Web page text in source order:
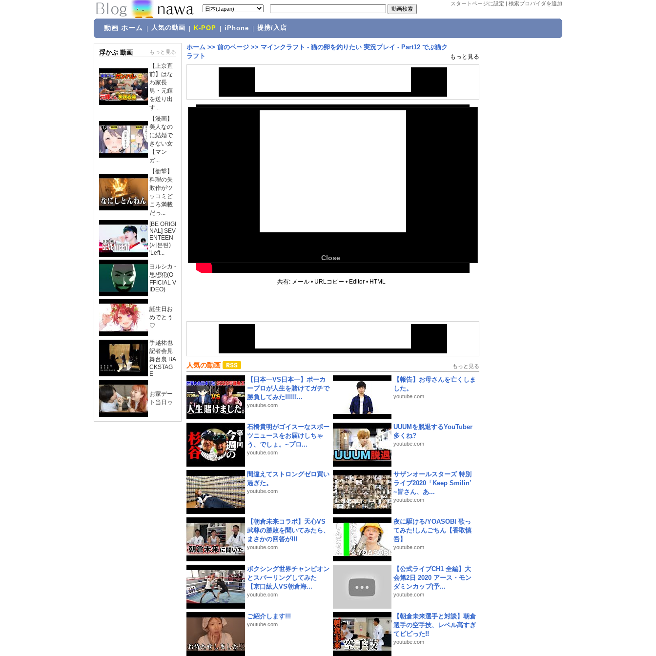
スタートページに設定 | 検索プロバイダを追加
動画 ホーム 人気の動画 K-POP iPhone 提携/入店
浮かぶ 動画 もっと見る
【上京直
前】はな
わ家長
男・元輝
を送り出
す...
【漫画】
美人なの
に結婚で
きない女
【マン
ガ...
【衝撃】
料理の失
敗作がツ
ッコミど
ころ満載
だっ...
[BE ORIGI
NAL] SEV
ENTEEN
(세븐틴)
'Left...
ヨルシカ -
思想犯(O
FFICIAL V
IDEO)
誕生日お
めでとう
♡
手越祐也
記者会見
舞台裏 BA
CKSTAG
E
お家デー
ト当日ゥ
ホーム >> 前のページ >> マインクラフト - 猫の卵を釣りたい 実況プレイ - Part12 でぶ猫ク
ラフト
もっと見る
Close
共有: メール • URLコピー • Editor • HTML
人気の動画 もっと見る
【日本一VS日本一】ポーカ
ープロが人生を賭けてガチで
勝負してみた!!!!!!...
youtube.com
【報告】お母さんを亡くしま
した。
youtube.com
石橋貴明がゴイスーなスポー
ツニュースをお届けしちゃ
う、でしょ。~プロ...
youtube.com
UUUMを脱退するYouTuber
多くね?
youtube.com
間違えてストロングゼロ買い
過ぎた。
youtube.com
サザンオールスターズ 特別
ライブ2020「Keep Smilin’
~皆さん、あ...
youtube.com
【朝倉未来コラボ】天心VS
武尊の勝敗を聞いてみたら、
まさかの回答が!!!
youtube.com
夜に駆ける/YOASOBI 歌っ
てみた!しんごちん【香取慎
吾】
youtube.com
ボクシング世界チャンピオン
とスパーリングしてみた
【京口紘人VS朝倉海...
youtube.com
【公式ライブCH1 全編】大
会第2日 2020 アース・モン
ダミンカップ(予...
youtube.com
ご紹介します!!!
youtube.com
【朝倉未来選手と対談】朝倉
選手の空手技、レベル高すぎ
てビビった!!
youtube.com